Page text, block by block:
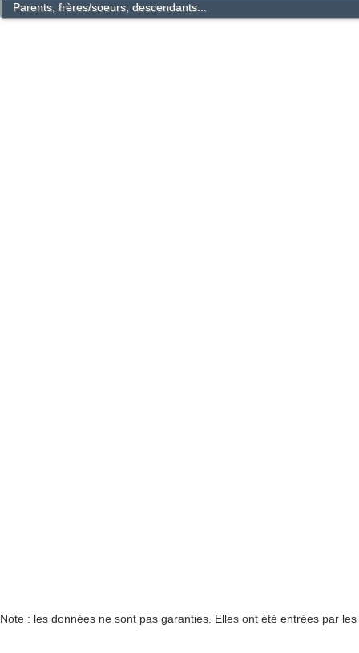
Parents, frères/soeurs, descendants...
Note : les données ne sont pas garanties. Elles ont été entrées par